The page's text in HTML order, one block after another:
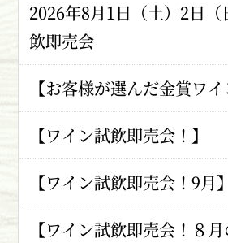
2026年8月1日（土）2日
飲即売会
【お客様が選んだ金賞ワイ
【ワイン試飲即売会！】
【ワイン試飲即売会！9月】
【ワイン試飲即売会！８